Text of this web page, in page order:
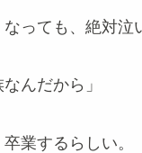
なっても、絶対泣
んだから」
業するらしい。